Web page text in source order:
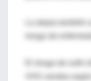
riesgo de
El riesgo de sufrir
VHS variaba